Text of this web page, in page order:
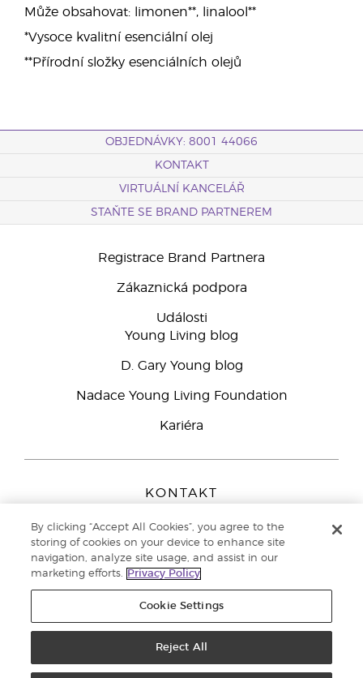
Může obsahovat: limonen**, linalool**
*Vysoce kvalitní esenciální olej
**Přírodní složky esenciálních olejů
OBJEDNÁVKY: 8001 44066
KONTAKT
VIRTUÁLNÍ KANCELÁŘ
STAŇTE SE BRAND PARTNEREM
Registrace Brand Partnera
Zákaznická podpora
Události
Young Living blog
D. Gary Young blog
Nadace Young Living Foundation
Kariéra
KONTAKT
Peizerweg 97
9727 AJ Groningen
Netherlands
Zákaznická podpora800 144 066
ochrany osobních údajů
By clicking “Accept All Cookies”, you agree to the
storing of cookies on your device to enhance site
navigation, analyze site usage, and assist in our
marketing efforts.
Privacy Policy
Cookie Settings
Reject All